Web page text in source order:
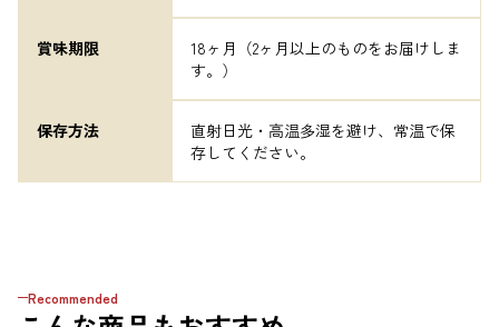
賞味期限
18ヶ月（2ヶ月以上のものをお届けしま
す。）
保存方法
直射日光・高温多湿を避け、常温で保
存してください。
Recommended